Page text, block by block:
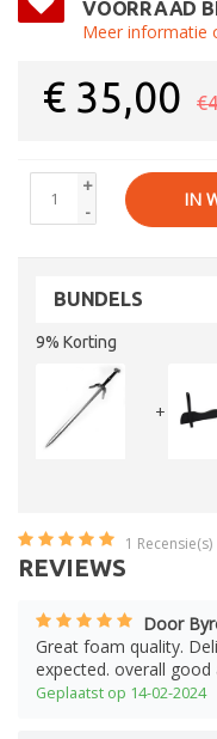
VOORRAAD
Meer informatie
€ 35,00
+
-
IN
BUNDELS
9% Korting
+
1 Recensie(s)
REVIEWS
Door
Great foam quality.
expected. overall
Geplaatst op 14-02-2024